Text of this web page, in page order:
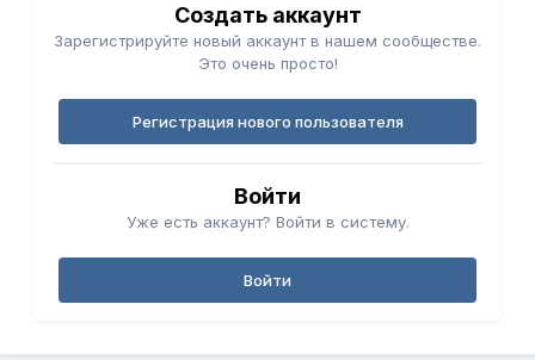
Создать аккаунт
Зарегистрируйте новый аккаунт в нашем сообществе.
Это очень просто!
Регистрация нового пользователя
Войти
Уже есть аккаунт? Войти в систему.
Войти